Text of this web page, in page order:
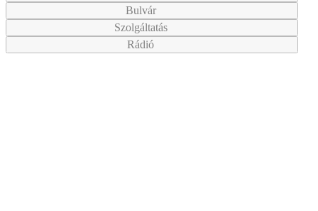
Bulvár
Szolgáltatás
Rádió